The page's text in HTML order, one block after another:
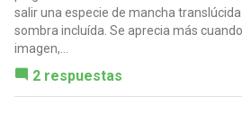
salir una especie de mancha translúcida
sombra incluída. Se aprecia más
imagen,...
2 respuestas